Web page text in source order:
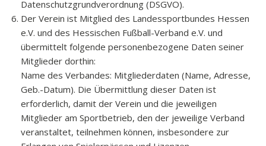
Datenschutzgrundverordnung (DSGVO).
Der Verein ist Mitglied des Landessportbundes Hessen
e.V. und des Hessischen Fußball-Verband e.V. und
übermittelt folgende personenbezogene Daten seiner
Mitglieder dorthin:
Name des Verbandes: Mitgliederdaten (Name, Adresse,
Geb.-Datum). Die Übermittlung dieser Daten ist
erforderlich, damit der Verein und die jeweiligen
Mitglieder am Sportbetrieb, den der jeweilige Verband
veranstaltet, teilnehmen können, insbesondere zur